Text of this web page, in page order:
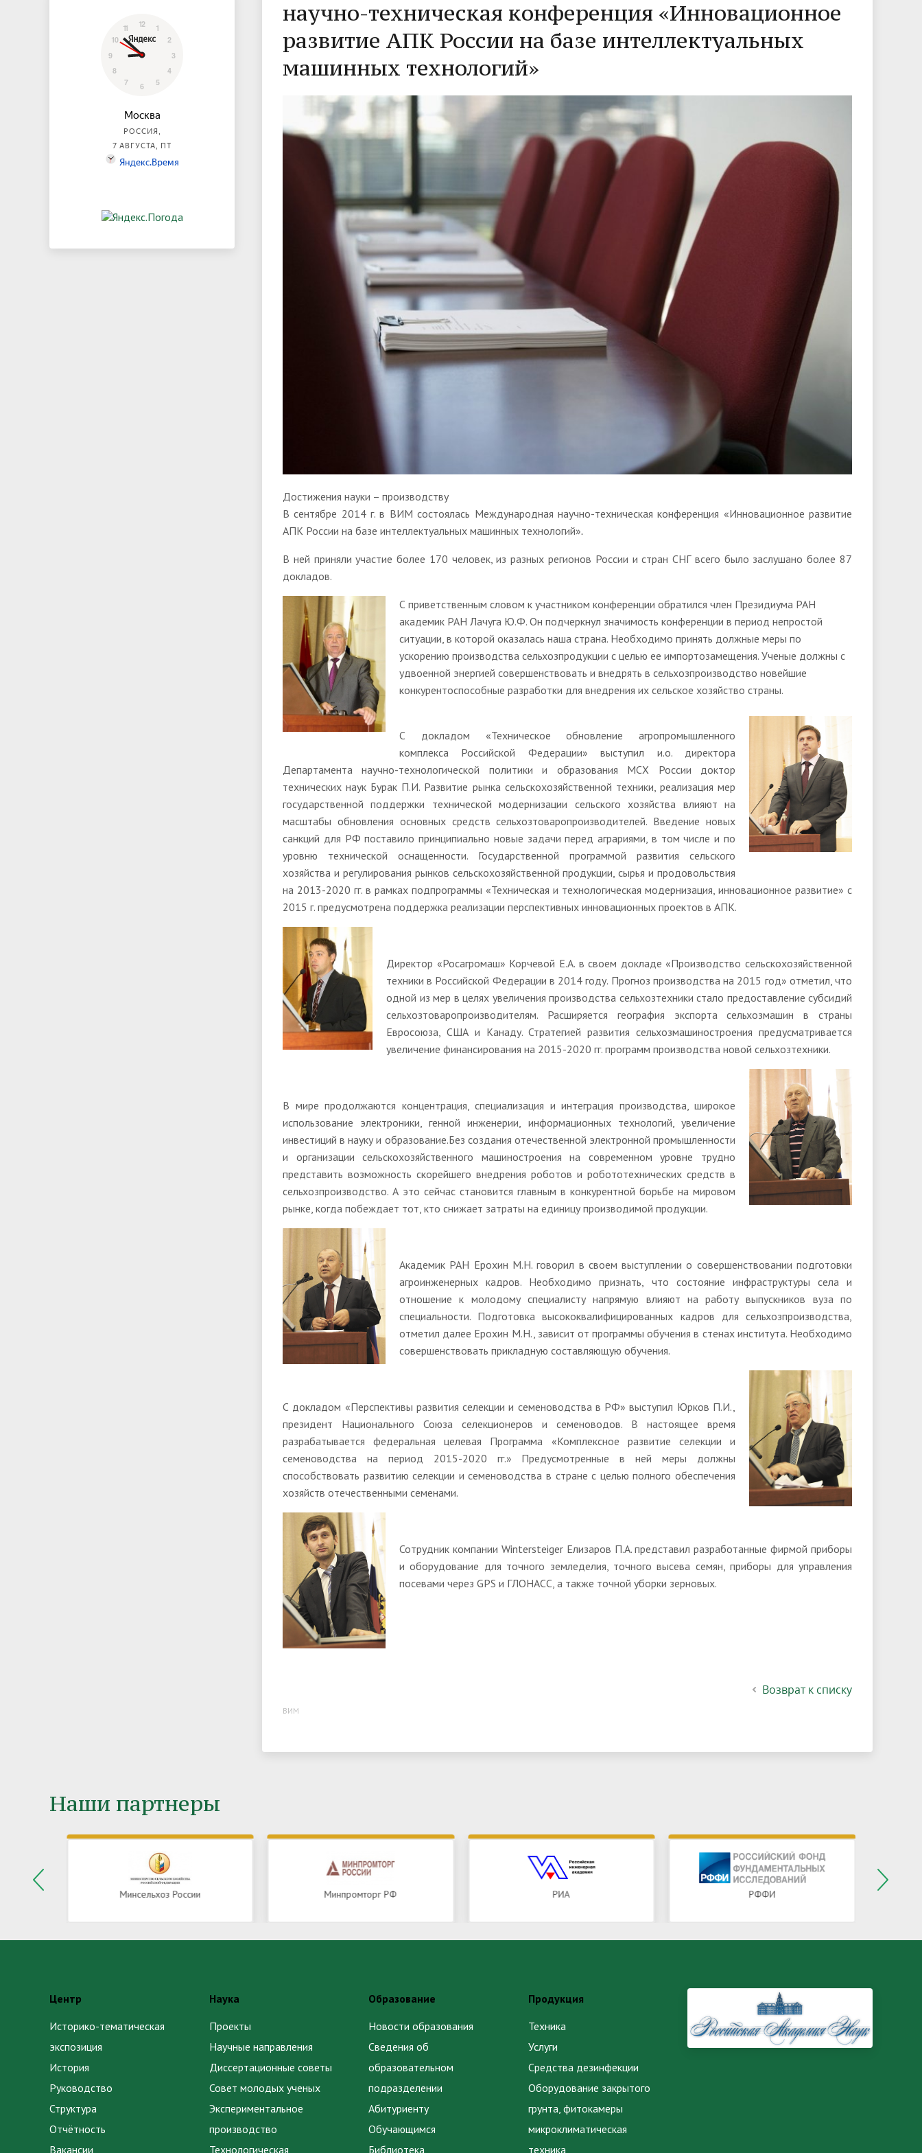
научно-техническая конференция «Инновационное
развитие АПК России на базе интеллектуальных
машинных технологий»
Достижения науки – производству
В сентябре 2014 г. в ВИМ состоялась Международная научно-техническая конференция «Инновационное развитие
АПК России на базе интеллектуальных машинных технологий».
В ней приняли участие более 170 человек, из разных регионов России и стран СНГ всего было заслушано более 87
докладов.
С приветственным словом к участником конференции обратился член Президиума РАН
академик РАН Лачуга Ю.Ф. Он подчеркнул значимость конференции в период непростой
ситуации, в которой оказалась наша страна. Необходимо принять должные меры по
ускорению производства сельхозпродукции с целью ее импортозамещения. Ученые должны с
удвоенной энергией совершенствовать и внедрять в сельхозпроизводство новейшие
конкурентоспособные разработки для внедрения их сельское хозяйство страны.
С докладом «Техническое обновление агропромышленного
комплекса Российской Федерации» выступил и.о. директора
Департамента научно-технологической политики и образования МСХ России доктор
технических наук Бурак П.И. Развитие рынка сельскохозяйственной техники, реализация мер
государственной поддержки технической модернизации сельского хозяйства влияют на
масштабы обновления основных средств сельхозтоваропроизводителей. Введение новых
санкций для РФ поставило принципиально новые задачи перед аграриями, в том числе и по
уровню технической оснащенности. Государственной программой развития сельского
хозяйства и регулирования рынков сельскохозяйственной продукции, сырья и продовольствия
на 2013-2020 гг. в рамках подпрограммы «Техническая и технологическая модернизация, инновационное развитие» с
2015 г. предусмотрена поддержка реализации перспективных инновационных проектов в АПК.
Директор «Росагромаш» Корчевой Е.А. в своем докладе «Производство сельскохозяйственной
техники в Российской Федерации в 2014 году. Прогноз производства на 2015 год» отметил, что
одной из мер в целях увеличения производства сельхозтехники стало предоставление субсидий
сельхозтоваропроизводителям. Расширяется география экспорта сельхозмашин в страны
Евросоюза, США и Канаду. Стратегией развития сельхозмашиностроения предусматривается
увеличение финансирования на 2015-2020 гг. программ производства новой сельхозтехники.
В мире продолжаются концентрация, специализация и интеграция производства, широкое
использование электроники, генной инженерии, информационных технологий, увеличение
инвестиций в науку и образование.Без создания отечественной электронной промышленности
и организации сельскохозяйственного машиностроения на современном уровне трудно
представить возможность скорейшего внедрения роботов и робототехнических средств в
сельхозпроизводство. А это сейчас становится главным в конкурентной борьбе на мировом
рынке, когда побеждает тот, кто снижает затраты на единицу производимой продукции.
Академик РАН Ерохин М.Н. говорил в своем выступлении о совершенствовании подготовки
агроинженерных кадров. Необходимо признать, что состояние инфраструктуры села и
отношение к молодому специалисту напрямую влияют на работу выпускников вуза по
специальности. Подготовка высококвалифицированных кадров для сельхозпроизводства,
отметил далее Ерохин М.Н., зависит от программы обучения в стенах института. Необходимо
совершенствовать прикладную составляющую обучения.
С докладом «Перспективы развития селекции и семеноводства в РФ» выступил Юрков П.И.,
президент Национального Союза селекционеров и семеноводов. В настоящее время
разрабатывается федеральная целевая Программа «Комплексное развитие селекции и
семеноводства на период 2015-2020 гг.» Предусмотренные в ней меры должны
способствовать развитию селекции и семеноводства в стране с целью полного обеспечения
хозяйств отечественными семенами.
Сотрудник компании Wintersteiger Елизаров П.А. представил разработанные фирмой приборы
и оборудование для точного земледелия, точного высева семян, приборы для управления
посевами через GPS и ГЛОНАСС, а также точной уборки зерновых.
Возврат к списку
ВИМ
Наши партнеры
Минсельхоз России Минпромторг РФ РИА РФФИ
Центр
Историко-тематическая
экспозиция
История
Руководство
Структура
Отчётность
Вакансии
Наука
Проекты
Научные направления
Диссертационные советы
Совет молодых ученых
Экспериментальное
производство
Технологическая
Образование
Новости образования
Сведения об
образовательном
подразделении
Абитуриенту
Обучающимся
Библиотека
Продукция
Техника
Услуги
Средства дезинфекции
Оборудование закрытого
грунта, фитокамеры
микроклиматическая
техника